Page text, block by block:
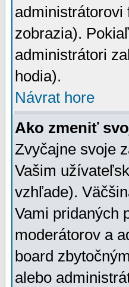
administrátorovi
zobrazia).
administrátori
hodia).
Návrat hore
Ako zmeniť
Zvyčajne svoje
Vašim
vzhľade).
Vami pridaných
moderátorov a
board
alebo